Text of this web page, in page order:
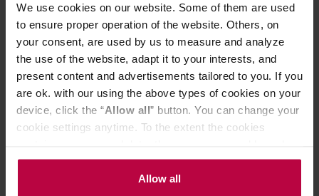
We use cookies on our website. Some of them are used
to ensure proper operation of the website. Others, on
your consent, are used by us to measure and analyze
the use of the website, adapt it to your interests, and
present content and advertisements tailored to you. If you
are ok. with our using the above types of cookies on your
device, click the “Allow all” button. You can change your
cookie settings anytime. To the extent the cookies
the controller’s (namely, ALL GOOD S.A., ul.
Mazowiecka 24I/U9, 78-100 Kołobrzeg) or third parties’
Allow all
103,99 zł
Najniższa cena: 94,99 zł
98,99 zł
Do poczytania przy kawie: